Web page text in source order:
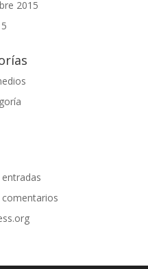
2015
comentarios